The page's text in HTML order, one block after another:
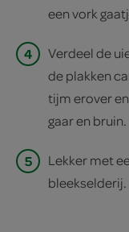
een vork
4
Verdeel de
de plakken
tijm erover
gaar en bruin.
5
Lekker met
bleekselderij.